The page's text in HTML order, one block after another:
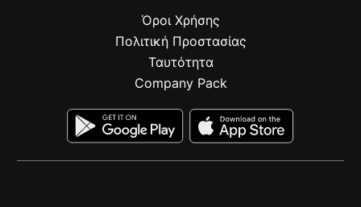
Όροι Χρήσης
Πολιτική Προστασίας
Ταυτότητα
Company Pack